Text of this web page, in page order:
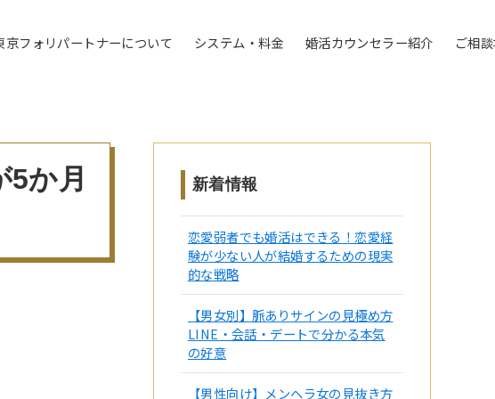
京フォリパートナーについて システム・料金 婚活カウンセラー紹介 ご相
か月
新着情報
恋愛弱者でも婚活はできる！恋愛経
験が少ない人が結婚するための現実
的な戦略
【男女別】脈ありサインの見極め方
LINE・会話・デートで分かる本気
の好意
【男性向け】メンヘラ女の見抜き方